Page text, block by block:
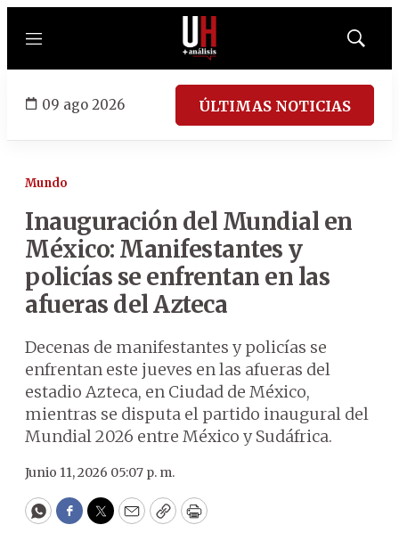
Menú
Mostrar
09 ago 2026 ÚLTIMAS NOTICIAS
Mundo
Inauguración del Mundial en
México: Manifestantes y
policías se enfrentan en las
afueras del Azteca
Decenas de manifestantes y policías se
enfrentan este jueves en las afueras del
estadio Azteca, en Ciudad de México,
mientras se disputa el partido inaugural del
Mundial 2026 entre México y Sudáfrica.
Junio 11, 2026 05:07 p. m.
WhatsApp
Facebook
Twitter
EmailCopyPrint